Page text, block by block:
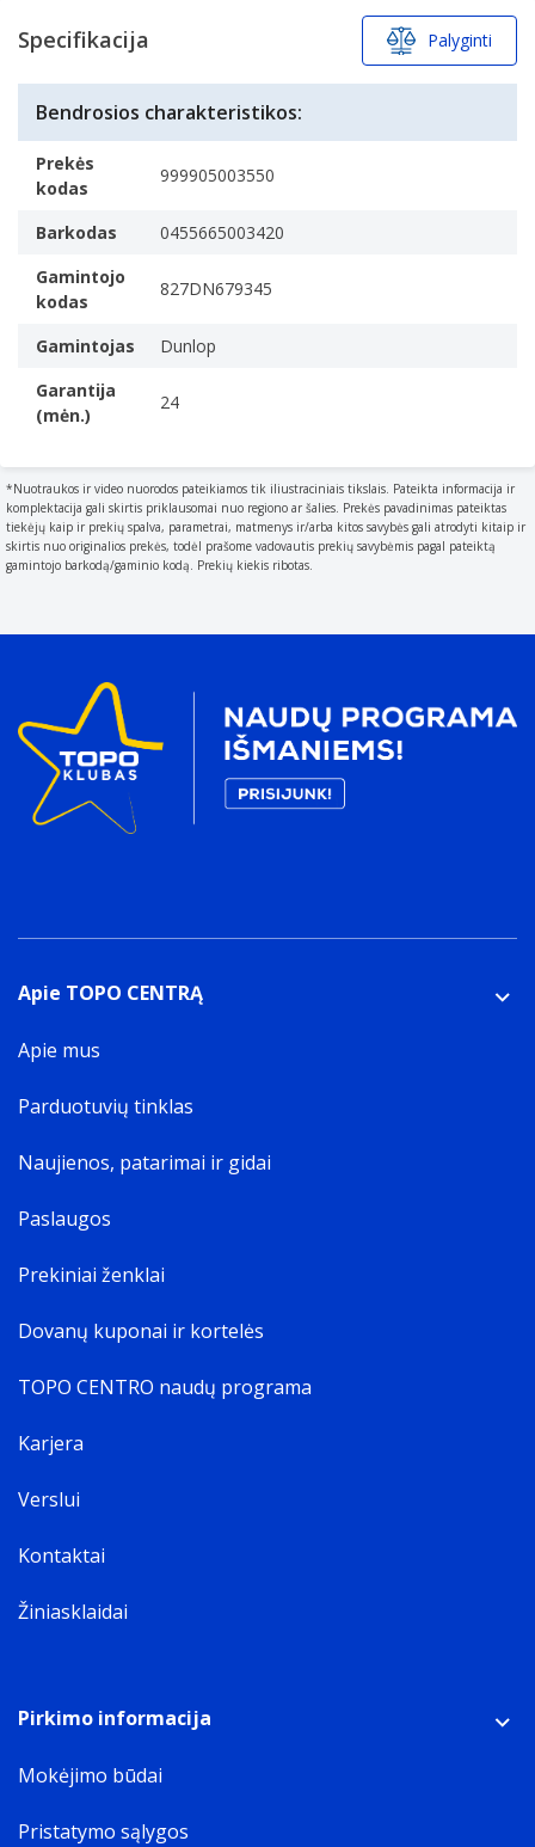
Specifikacija Palyginti
Bendrosios charakteristikos:
Prekės
kodas
999905003550
Barkodas
0455665003420
Gamintojo
kodas
827DN679345
Gamintojas
Dunlop
Garantija
(mėn.)
24
*Nuotraukos ir video nuorodos pateikiamos tik iliustraciniais tikslais. Pateikta informacija ir
komplektacija gali skirtis priklausomai nuo regiono ar šalies. Prekės pavadinimas pateiktas
tiekėjų kaip ir prekių spalva, parametrai, matmenys ir/arba kitos savybės gali atrodyti kitaip ir
skirtis nuo originalios prekės, todėl prašome vadovautis prekių savybėmis pagal pateiktą
gamintojo barkodą/gaminio kodą. Prekių kiekis ribotas.
Apie TOPO CENTRĄ
Apie mus
Parduotuvių tinklas
Naujienos, patarimai ir gidai
Paslaugos
Prekiniai ženklai
Dovanų kuponai ir kortelės
TOPO CENTRO naudų programa
Karjera
Verslui
Kontaktai
Žiniasklaidai
Pirkimo informacija
Mokėjimo būdai
Pristatymo sąlygos